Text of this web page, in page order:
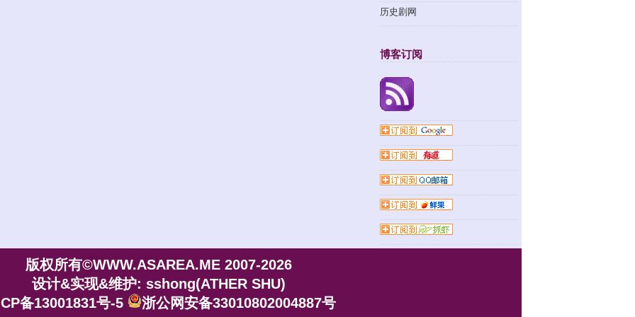
历史剧网
博客订阅
版权所有©WWW.ASAREA.ME 2007-2026
设计&实现&维护: sshong(ATHER SHU)
备13001831号-5
浙公网安备33010802004887号